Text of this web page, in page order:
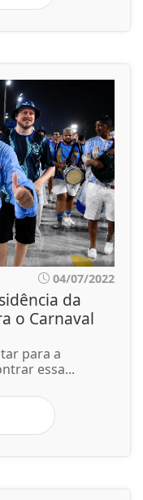
04/07/2022
da
o Carnaval
para a
essa...